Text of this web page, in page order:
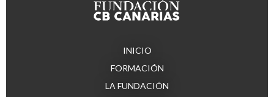
INICIO
FORMACIÓN
LA FUNDACIÓN